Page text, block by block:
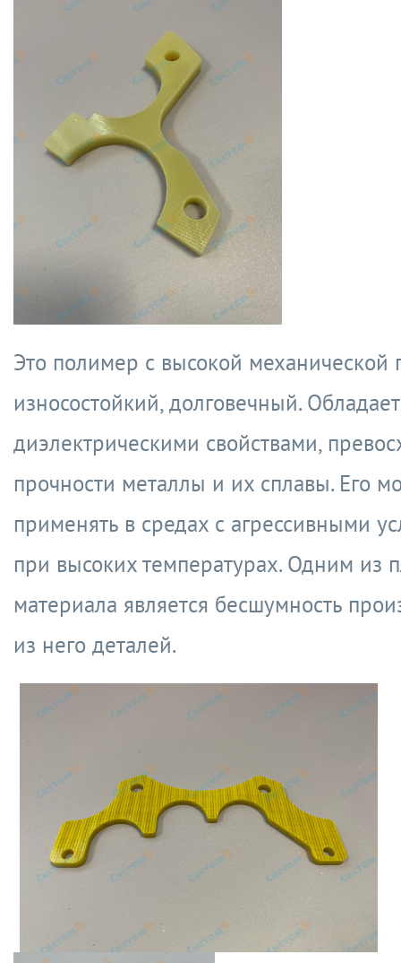
Это полимер с высокой механической
износостойкий, долговечный.
диэлектрическими свойствами,
прочности металлы и их сплавы. Его
применять в средах с агрессивными
при высоких температурах. Одним из
материала является бесшумность
из него деталей.